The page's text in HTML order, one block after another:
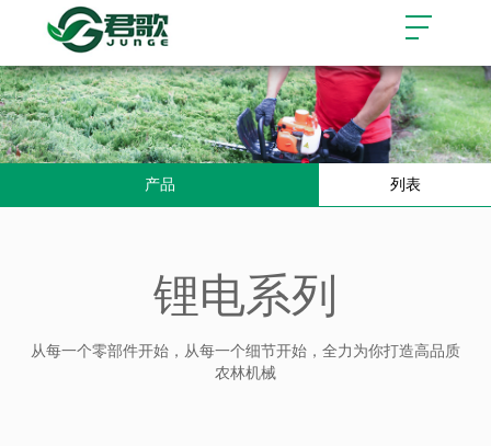
产品 列表
锂电系列
从每一个零部件开始，从每一个细节开始，全力为你打造高品质
农林机械